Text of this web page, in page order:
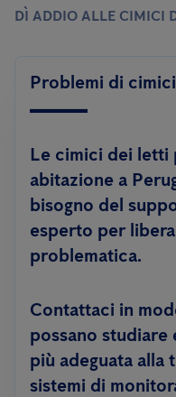
DÌ ADDIO ALLE CIMICI
Problemi di
Le cimici dei letti
abitazione a
bisogno del
esperto per
problematica.
Contattaci in
possano
più adeguata alla
sistemi di